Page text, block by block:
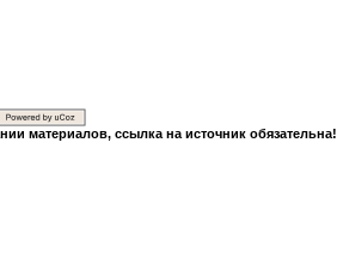
материалов, ссылка на источник обязательна!